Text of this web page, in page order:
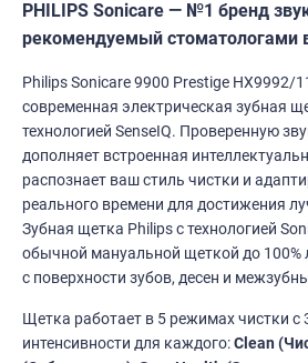
PHILIPS Sonicare — №1 бренд
рекомендуемый стоматологами
Philips Sonicare 9900 Prestige HX9992/
современная электрическая зубная
технологией SenseIQ. Проверенную
дополняет встроенная
распознает ваш стиль чистки и
реального времени для достижения
Зубная щетка Philips с технологией
обычной мануальной щеткой до 100%
с поверхности зубов, десен и
Щетка работает в 5 режимах чистки с
интенсивности для каждого:Clean